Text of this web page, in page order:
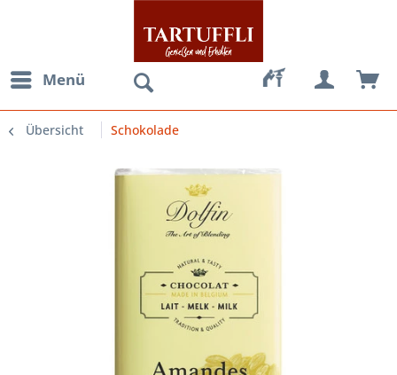
Menü
Übersicht Schokolade